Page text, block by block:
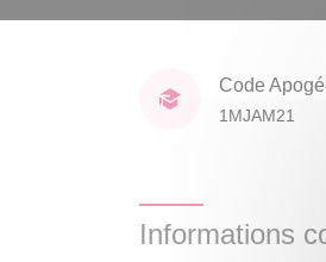
Code
1MJAM21
Informations